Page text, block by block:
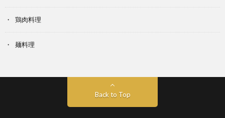
鶏肉料理
麺料理
Back to Top